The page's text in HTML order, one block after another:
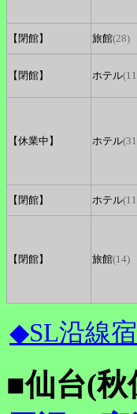
【閉館】 旅館(28)
【閉館】 ホテル
【休業中】 ホテル
【閉館】 ホテル
【閉館】 旅館(14)
◆SL沿線
■仙台(秋